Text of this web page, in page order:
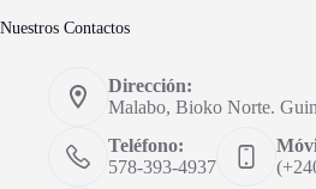
Nuestros Contactos
Dirección:
Malabo, Bioko Norte.
Teléfono:
578-393-4937